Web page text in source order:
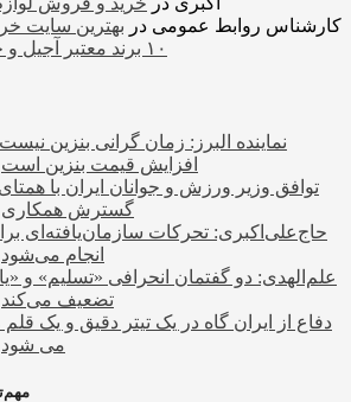
کارشناس روابط عمومی در بهترین سایت
۱۰ برند معتبر آجیل و خشکبار در ایران
نماینده البرز: زمان گرانی بنزین
افزایش قیمت بنزین است
توافق وزیر ورزش و جوانان ایران با همتای
گسترش همکاری
حاج‌علی‌اکبری: تحرکات سازمان‌یافته‌ای
انجام می‌شود
علم‌الهدی: دو گفتمان انحرافی «تسلیم» و
تضعیف می‌کند
دفاع از ایران گاه در یک تیتر دقیق و یک
می شود